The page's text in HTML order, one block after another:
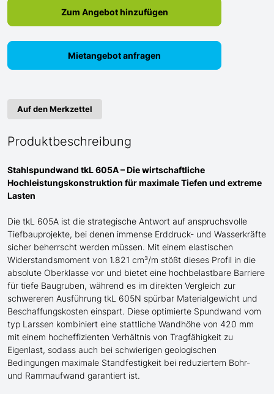
Zum Angebot hinzufügen
Mietangebot anfragen
Auf den Merkzettel
Produktbeschreibung
Stahlspundwand tkL 605A – Die wirtschaftliche
Hochleistungskonstruktion für maximale Tiefen und extreme
Lasten
Die tkL 605A ist die strategische Antwort auf anspruchsvolle
Tiefbauprojekte, bei denen immense Erddruck- und Wasserkräfte
sicher beherrscht werden müssen. Mit einem elastischen
Widerstandsmoment von 1.821 cm³/m stößt dieses Profil in die
absolute Oberklasse vor und bietet eine hochbelastbare Barriere
für tiefe Baugruben, während es im direkten Vergleich zur
schwereren Ausführung tkL 605N spürbar Materialgewicht und
Beschaffungskosten einspart. Diese optimierte Spundwand vom
typ Larssen kombiniert eine stattliche Wandhöhe von 420 mm
mit einem hocheffizienten Verhältnis von Tragfähigkeit zu
Eigenlast, sodass auch bei schwierigen geologischen
Bedingungen maximale Standfestigkeit bei reduziertem Bohr-
und Rammaufwand garantiert ist.